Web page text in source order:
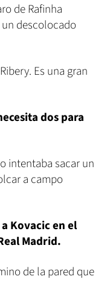
de Rafinha
descolocado
Es una gran
dos para
intentaba sacar un
a campo
Kovacic en el
Madrid.
de la pared que